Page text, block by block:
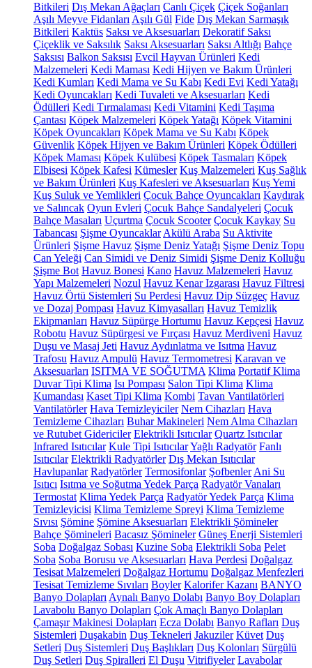
Bitkileri Dış Mekan Ağaçları Canlı Çiçek Çiçek Soğanları
Aşılı Meyve Fidanları Aşılı Gül Fide Dış Mekan Sarmaşık
Bitkileri Kaktüs Saksı ve Aksesuarları Dekoratif Saksı
Çiçeklik ve Saksılık Saksı Aksesuarları Saksı Altlığı Bahçe
Saksısı Balkon Saksısı Evcil Hayvan Ürünleri Kedi
Malzemeleri Kedi Maması Kedi Hijyen ve Bakım Ürünleri
Kedi Kumları Kedi Mama ve Su Kabı Kedi Evi Kedi Yatağı
Kedi Oyuncakları Kedi Tuvaleti ve Aksesuarları Kedi
Ödülleri Kedi Tırmalaması Kedi Vitamini Kedi Taşıma
Çantası Köpek Malzemeleri Köpek Yatağı Köpek Vitamini
Köpek Oyuncakları Köpek Mama ve Su Kabı Köpek
Güvenlik Köpek Hijyen ve Bakım Ürünleri Köpek Ödülleri
Köpek Maması Köpek Kulübesi Köpek Tasmaları Köpek
Elbisesi Köpek Kafesi Kümesler Kuş Malzemeleri Kuş Sağlık
ve Bakım Ürünleri Kuş Kafesleri ve Aksesuarları Kuş Yemi
Kuş Suluk ve Yemlikleri Çocuk Bahçe Oyuncakları Kaydırak
ve Salıncak Oyun Evleri Çocuk Bahçe Sandalyeleri Çocuk
Bahçe Masaları Uçurtma Çocuk Scooter Çocuk Kaykay Su
Tabancası Şişme Oyuncaklar Akülü Araba Su Aktivite
Ürünleri Şişme Havuz Şişme Deniz Yatağı Şişme Deniz Topu
Can Yeleği Can Simidi ve Deniz Simidi Şişme Deniz Kolluğu
Şişme Bot Havuz Bonesi Kano Havuz Malzemeleri Havuz
Yapı Malzemeleri Nozul Havuz Kenar Izgarası Havuz Filtresi
Havuz Örtü Sistemleri Su Perdesi Havuz Dip Süzgeç Havuz
ve Dozaj Pompası Havuz Kimyasalları Havuz Temizlik
Ekipmanları Havuz Süpürge Hortumu Havuz Kepçesi Havuz
Robotu Havuz Süpürgesi ve Fırçası Havuz Merdiveni Havuz
Duşu ve Masaj Jeti Havuz Aydınlatma ve Isıtma Havuz
Trafosu Havuz Ampulü Havuz Termometresi Karavan ve
Aksesuarları ISITMA VE SOĞUTMA Klima Portatif Klima
Duvar Tipi Klima Isı Pompası Salon Tipi Klima Klima
Kumandası Kaset Tipi Klima Kombi Tavan Vantilatörleri
Vantilatörler Hava Temizleyiciler Nem Cihazları Hava
Temizleme Cihazları Buhar Makineleri Nem Alma Cihazları
ve Rutubet Gidericiler Elektrikli Isıtıcılar Quartz Isıtıcılar
Infrared Isıtıcılar Kule Tipi IsıtıcılarYağlı Radyatör Fanlı
Isıtıcılar Elektrikli Radyatörler Dış Mekan Isıtıcılar
Havlupanlar Radyatörler Termosifonlar Şofbenler Ani Su
Isıtıcı Isıtma ve Soğutma Yedek Parça Radyatör Vanaları
Termostat Klima Yedek Parça Radyatör Yedek Parça Klima
Temizleyicisi Klima Temizleme Spreyi Klima Temizleme
Sıvısı Şömine Şömine Aksesuarları Elektrikli Şömineler
Bahçe Şömineleri Bacasız Şömineler Güneş Enerji Sistemleri
Soba Doğalgaz Sobası Kuzine Soba Elektrikli Soba Pelet
Soba Soba Borusu ve Aksesuarları Hava Perdesi Doğalgaz
Tesisat Malzemeleri Doğalgaz Hortumu Doğalgaz Menfezleri
Tesisat Temizleme Sıvıları Boyler Kalorifer Kazanı BANYO
Banyo Dolapları Aynalı Banyo Dolabı Banyo Boy Dolapları
Lavabolu Banyo Dolapları Çok Amaçlı Banyo Dolapları
Çamaşır Makinesi Dolapları Ecza Dolabı Banyo Rafları Duş
Sistemleri Duşakabin Duş Tekneleri Jakuziler Küvet Duş
Setleri Duş Sistemleri Duş Başlıkları Duş Kolonları Sürgülü
Duş Setleri Duş Spiralleri El Duşu Vitrifiyeler Lavabolar